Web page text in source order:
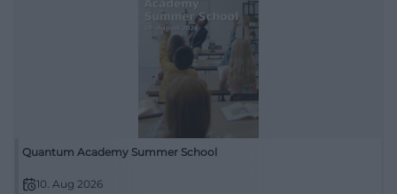
Quantum Academy Summer School
10. Aug 2026